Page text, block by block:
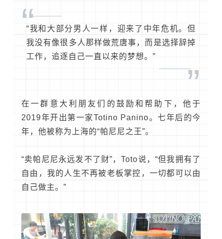
“
“我和大部分男人一样，迎来了中年危机。但
我没有像很多人那样做荒唐事，而是选择辞掉
工作，追逐自己一直以来的梦想。”
”
在一群意大利朋友们的鼓励和帮助下，他于
2019年开出第一家Totino Panino。七年后的今
年，他被称为上海的“帕尼尼之王”。
“卖帕尼尼永远发不了财”，Toto说，“但我拥有了
自由，我的人生不再被老板掌控，一切都可以由
自己做主。”